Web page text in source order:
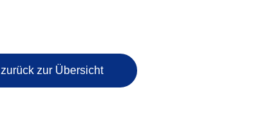
zurück zur Übersicht